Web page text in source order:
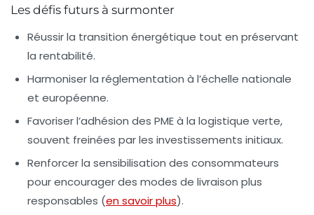
Les défis futurs à surmonter
Réussir la transition énergétique tout en préservant
la rentabilité.
Harmoniser la réglementation à l’échelle nationale
et européenne.
Favoriser l’adhésion des PME à la logistique verte,
souvent freinées par les investissements initiaux.
Renforcer la sensibilisation des consommateurs
pour encourager des modes de livraison plus
responsables (en savoir plus).